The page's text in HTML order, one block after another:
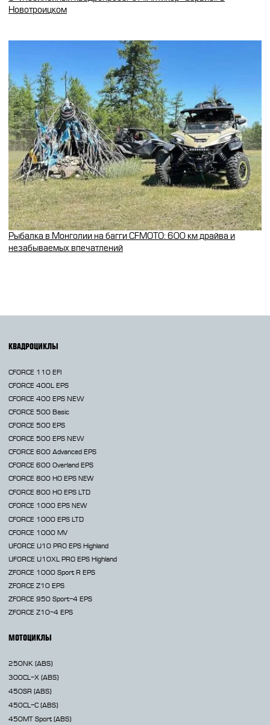
Новотроицком
Рыбалка в Монголии на багги CFMOTO: 600 км драйва и
незабываемых впечатлений
КВАДРОЦИКЛЫ
CFORCE 110 EFI
CFORCE 400L EPS
CFORCE 400 EPS NEW
CFORCE 500 Basic
CFORCE 500 EPS
CFORCE 500 EPS NEW
CFORCE 600 Advanced EPS
CFORCE 600 Overland EPS
CFORCE 800 HO EPS NEW
CFORCE 800 HO EPS LTD
CFORCE 1000 EPS NEW
CFORCE 1000 EPS LTD
CFORCE 1000 MV
UFORCE U10 PRO EPS Highland
UFORCE U10XL PRO EPS Highland
ZFORCE 1000 Sport R EPS
ZFORCE Z10 EPS
ZFORCE 950 Sport-4 EPS
ZFORCE Z10-4 EPS
МОТОЦИКЛЫ
250NK (ABS)
300CL-X (ABS)
450SR (ABS)
450CL-C (ABS)
450MT Sport (ABS)